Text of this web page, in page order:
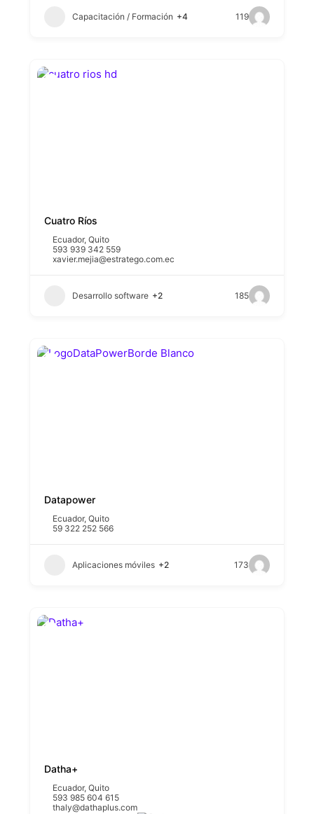
Capacitación / Formación +4 119
Cuatro Ríos
Ecuador,Quito
593 939 342 559
xavier.mejia@estratego.com.ec
Desarrollo software +2 185
Datapower
Ecuador,Quito
59 322 252 566
Aplicaciones móviles +2 173
Datha+
Ecuador,Quito
593 985 604 615
thaly@dathaplus.com